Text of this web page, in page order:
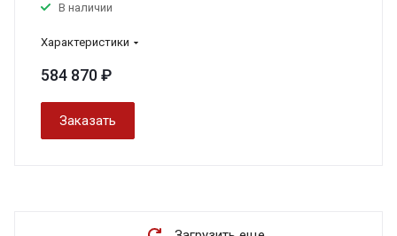
В наличии
Характеристики
584 870 ₽
Заказать